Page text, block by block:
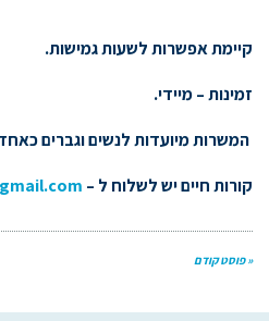
קיימת אפשרות לשעות גמישות.
זמינות – מיידי.
המשרות מיועדות לנשים וגברים
קורות חיים יש לשלוח ל –
« פוסט קודם